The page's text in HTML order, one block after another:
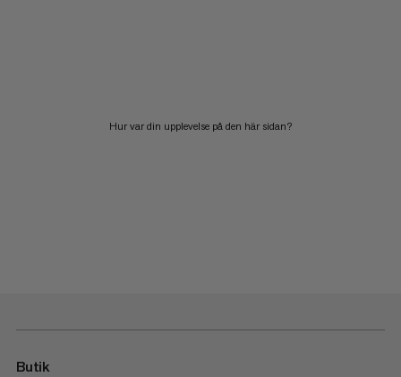
Hur var din upplevelse på den här sidan?
Butik